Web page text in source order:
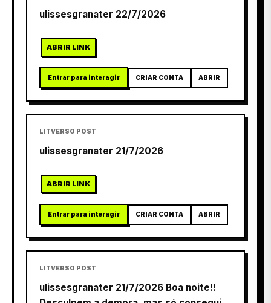
ulissesgranater 22/7/2026
ABRIR LINK
Entrar para interagir CRIAR CONTA ABRIR
LITVERSO POST
ulissesgranater 21/7/2026
ABRIR LINK
Entrar para interagir CRIAR CONTA ABRIR
LITVERSO POST
ulissesgranater 21/7/2026 Boa noite!!